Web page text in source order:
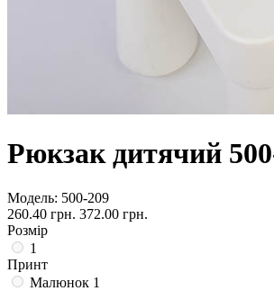
Рюкзак дитячий
Модель: 500-209
260.40 грн. 372.00 грн.
Розмір
1
Принт
Малюнок 1